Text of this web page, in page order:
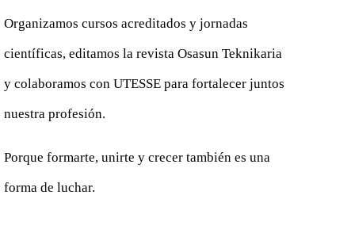
Organizamos cursos acreditados y jornadas
científicas, editamos la revista Osasun Teknikaria
y colaboramos con UTESSE para fortalecer juntos
nuestra profesión.
Porque formarte, unirte y crecer también es una
forma de luchar.